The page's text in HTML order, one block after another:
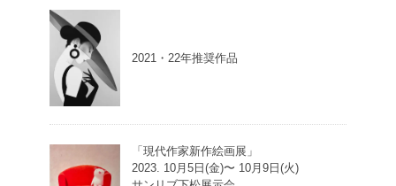
2021・22年推奨作品
「現代作家新作絵画展」
2023. 10月5日(金)〜 10月9日(火)